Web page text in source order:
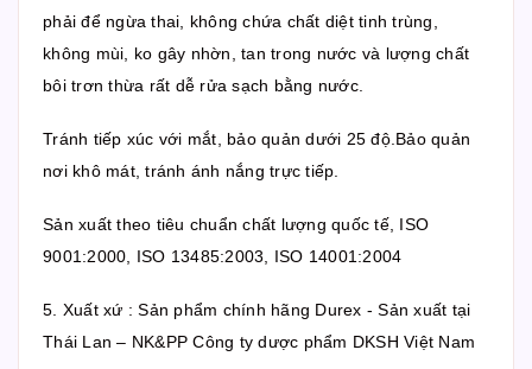
phải để ngừa thai, không chứa chất diệt tinh trùng,
không mùi, ko gây nhờn, tan trong nước và lượng chất
bôi trơn thừa rất dễ rửa sạch bằng nước.
Tránh tiếp xúc với mắt, bảo quản dưới 25 độ.Bảo quản
nơi khô mát, tránh ánh nắng trực tiếp.
Sản xuất theo tiêu chuẩn chất lượng quốc tế, ISO
9001:2000, ISO 13485:2003, ISO 14001:2004
5. Xuất xứ : Sản phẩm chính hãng Durex - Sản xuất tại
Thái Lan – NK&PP Công ty dược phẩm DKSH Việt Nam